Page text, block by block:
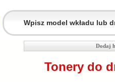
Dodaj
Tonery do